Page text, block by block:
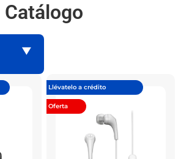
Catálogo
Llévatelo a crédito
Oferta